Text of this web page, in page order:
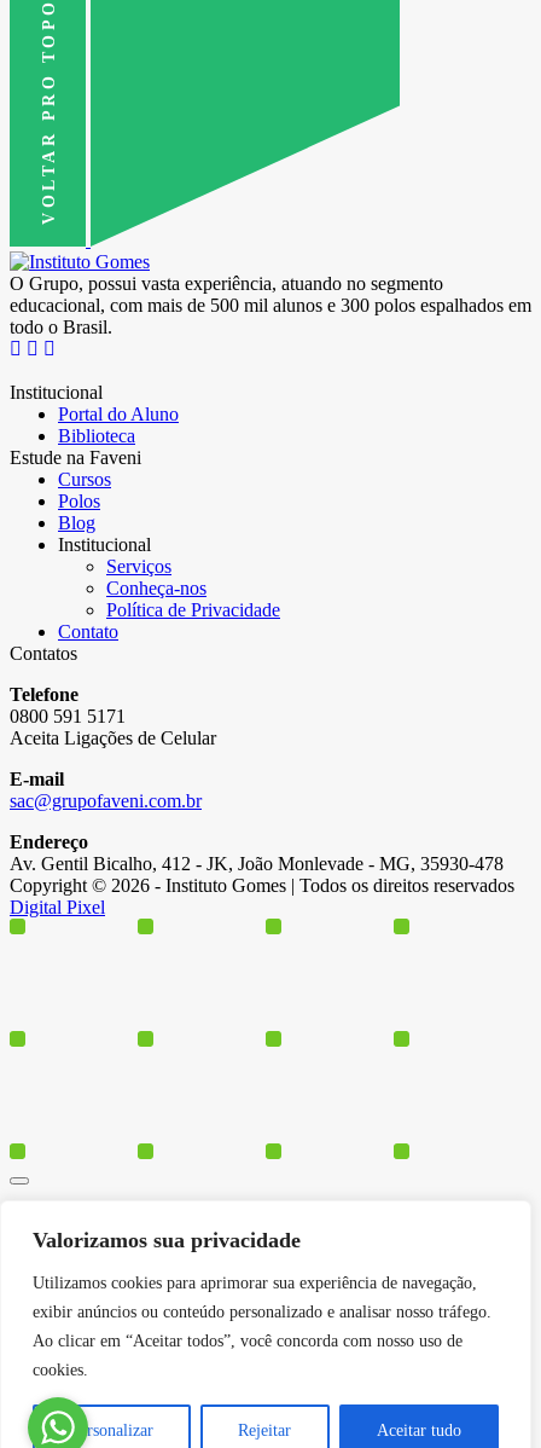
Valorizamos sua privacidade
Utilizamos cookies para aprimorar sua experiência de navegação,
exibir anúncios ou conteúdo personalizado e analisar nosso tráfego.
Ao clicar em “Aceitar todos”, você concorda com nosso uso de
cookies.
Personalizar Rejeitar Aceitar tudo
VOLTAR PRO TOPO
O Grupo, possui vasta experiência, atuando no segmento
educacional, com mais de 500 mil alunos e 300 polos espalhados em
todo o Brasil.
Institucional
Portal do Aluno
Biblioteca
Estude na Faveni
Cursos
Polos
Blog
Institucional
Serviços
Conheça-nos
Política de Privacidade
Contato
Contatos
Telefone
0800 591 5171
Aceita Ligações de Celular
E-mail
sac@grupofaveni.com.br
Endereço
Av. Gentil Bicalho, 412 - JK, João Monlevade - MG, 35930-478
Copyright © 2026 - Instituto Gomes | Todos os direitos reservados
Digital Pixel
Polos
Institucional
Política de Privacidade